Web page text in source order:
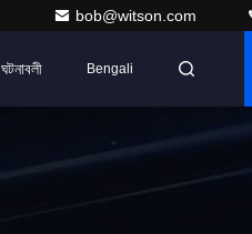
bob@witson.com
ঘটনাবলী Bengali